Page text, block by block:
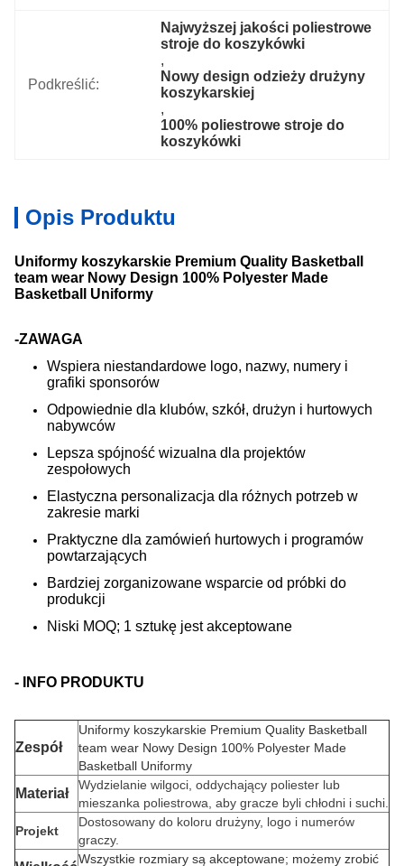
Podkreślić:
Najwyższej jakości poliestrowe
stroje do koszykówki
,
Nowy design odzieży drużyny
koszykarskiej
,
100% poliestrowe stroje do
koszykówki
Opis Produktu
Uniformy koszykarskie Premium Quality Basketball
team wear Nowy Design 100% Polyester Made
Basketball Uniformy
-ZAWAGA
Wspiera niestandardowe logo, nazwy, numery i
grafiki sponsorów
Odpowiednie dla klubów, szkół, drużyn i hurtowych
nabywców
Lepsza spójność wizualna dla projektów
zespołowych
Elastyczna personalizacja dla różnych potrzeb w
zakresie marki
Praktyczne dla zamówień hurtowych i programów
powtarzających
Bardziej zorganizowane wsparcie od próbki do
produkcji
Niski MOQ; 1 sztukę jest akceptowane
- INFO PRODUKTU
Zespół
Uniformy koszykarskie Premium Quality Basketball
team wear Nowy Design 100% Polyester Made
Basketball Uniformy
Materiał
Wydzielanie wilgoci, oddychający poliester lub
mieszanka poliestrowa, aby gracze byli chłodni i suchi.
Projekt
Dostosowany do koloru drużyny, logo i numerów
graczy.
Wszystkie rozmiary są akceptowane; możemy zrobić